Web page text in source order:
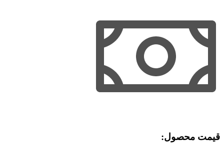
مجموعه
آزمون
های
عبدالهیان
عدد
قیمت محصول:​